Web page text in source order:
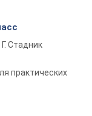
Стадник
практических